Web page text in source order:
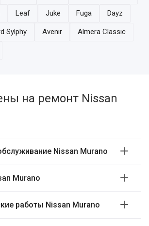
Leaf Juke Fuga Dayz
Sylphy Avenir Almera Classic
на ремонт Nissan
Nissan Murano
Murano
работы Nissan Murano